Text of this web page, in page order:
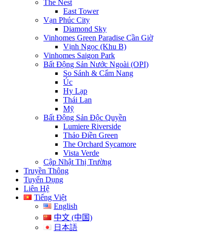
The Nest
East Tower
Vạn Phúc City
Diamond Sky
Vinhomes Green Paradise Cần Giờ
Vịnh Ngọc (Khu B)
Vinhomes Saigon Park
Bất Động Sản Nước Ngoài (OPI)
So Sánh & Cẩm Nang
Úc
Hy Lạp
Thái Lan
Mỹ
Bất Động Sản Độc Quyền
Lumiere Riverside
Thảo Điền Green
The Orchard Sycamore
Vista Verde
Cập Nhật Thị Trường
Truyền Thông
Tuyển Dụng
Liên Hệ
Tiếng Việt
English
中文 (中国)
日本語